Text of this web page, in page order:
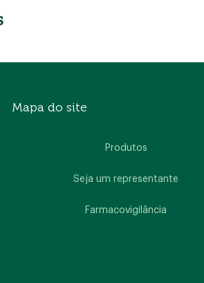
Mapa do site
Produtos
Seja um representante
Farmacovigilância